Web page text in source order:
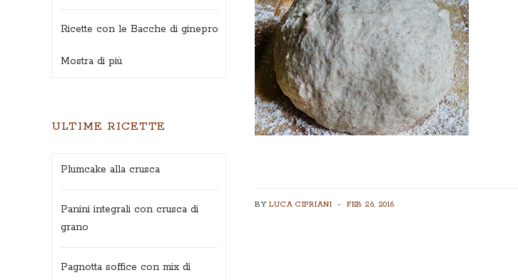
Ricette con le Bacche di ginepro
Mostra di più
ULTIME RICETTE
Plumcake alla crusca
Panini integrali con crusca di
grano
Pagnotta soffice con mix di
BYLUCA CIPRIANI FEB 26, 2016